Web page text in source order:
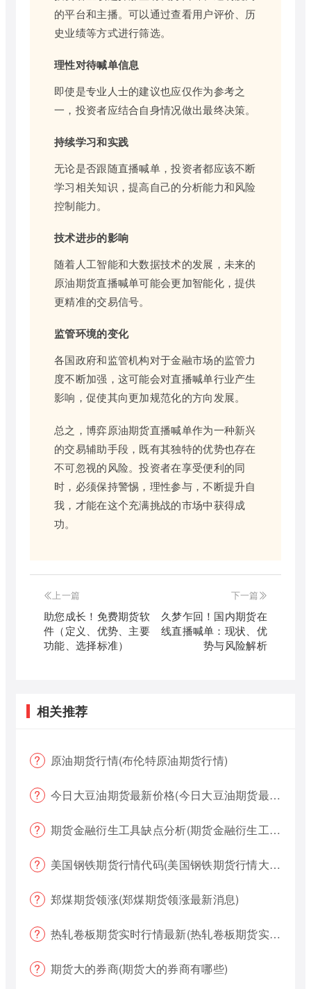
的平台和主播。可以通过查看用户评价、历
史业绩等方式进行筛选。
理性对待喊单信息
即使是专业人士的建议也应仅作为参考之
一，投资者应结合自身情况做出最终决策。
持续学习和实践
无论是否跟随直播喊单，投资者都应该不断
学习相关知识，提高自己的分析能力和风险
控制能力。
技术进步的影响
随着人工智能和大数据技术的发展，未来的
原油期货直播喊单可能会更加智能化，提供
更精准的交易信号。
监管环境的变化
各国政府和监管机构对于金融市场的监管力
度不断加强，这可能会对直播喊单行业产生
影响，促使其向更加规范化的方向发展。
总之，博弈原油期货直播喊单作为一种新兴
的交易辅助手段，既有其独特的优势也存在
不可忽视的风险。投资者在享受便利的同
时，必须保持警惕，理性参与，不断提升自
我，才能在这个充满挑战的市场中获得成
功。
上一篇
助您成长！免费期货软
件（定义、优势、主要
功能、选择标准）
下一篇
久梦乍回！国内期货在
线直播喊单：现状、优
势与风险解析
相关推荐
原油期货行情(布伦特原油期货行情)
今日大豆油期货最新价格(今日大豆油期货最新价格行情)
期货金融衍生工具缺点分析(期货金融衍生工具缺点分析报告)
美国钢铁期货行情代码(美国钢铁期货行情大盘)
郑煤期货领涨(郑煤期货领涨最新消息)
热轧卷板期货实时行情最新(热轧卷板期货实时行情最新报价)
期货大的券商(期货大的券商有哪些)